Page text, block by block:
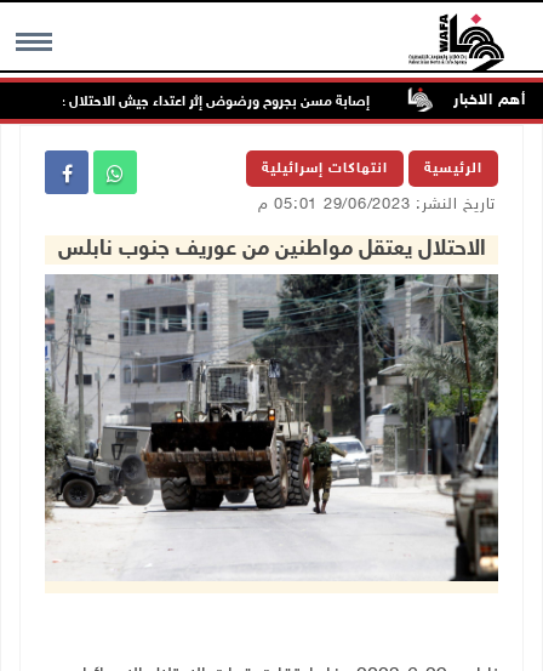
MENU أهم الاخبار
الخدمات إصابة مسن بجروح ورضوض إثر اعتداء جيش الاحتلال عليه في
الرئيسية انتهاكات إسرائيلية
تاريخ النشر: 29/06/2023 05:01 م
الاحتلال يعتقل مواطنين من عوريف جنوب نابلس